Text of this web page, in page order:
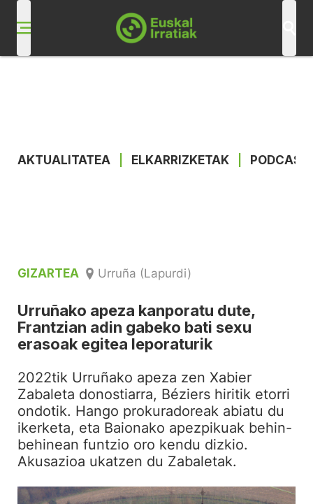
AKTUALITATEA ELKARRIZKETAK
GIZARTEA Urruña (Lapurdi)
Urruñako apeza kanporatu dute,
Frantzian adin gabeko bati sexu
erasoak egitea leporaturik
2022tik Urruñako apeza zen Xabier
Zabaleta donostiarra, Béziers hiritik etorri
ondotik. Hango prokuradoreak abiatu du
ikerketa, eta Baionako apezpikuak behin-
behinean funtzio oro kendu dizkio.
Akusazioa ukatzen du Zabaletak.